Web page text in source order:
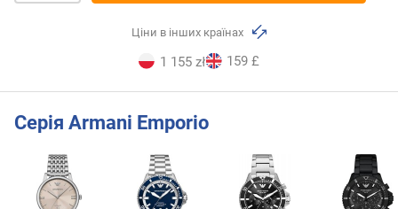
Ціни в інших країнах
1 155 zł 159 £
Серія Armani Emporio